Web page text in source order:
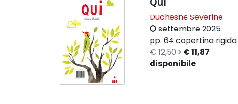
Duchesne Severine
settembre 2025
pp. 64 copertina rigida
€ 12,50
€ 11,87
disponibile